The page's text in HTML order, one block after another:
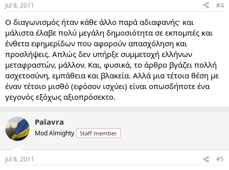
Jul 8, 2011 #4
Ο διαγωνισμός ήταν κάθε άλλο παρά αδιαφανής· και
μάλιστα έλαβε πολύ μεγάλη δημοσιότητα σε εκπομπές και
ένθετα εφημερίδων που αφορούν απασχόληση και
προσλήψεις. Απλώς δεν υπήρξε συμμετοχή ελλήνων
μεταφραστών, μάλλον. Και, φυσικά, το άρθρο βγάζει πολλή
ασχετοσύνη, εμπάθεια και βλακεία. Αλλά μια τέτοια θέση με
έναν τέτοιο μισθό (εφόσον ισχύει) είναι οπωσδήποτε ένα
γεγονός εξόχως αξιοπρόσεκτο.
Palavra
Mod Almighty Staff member
Jul 8, 2011 #5